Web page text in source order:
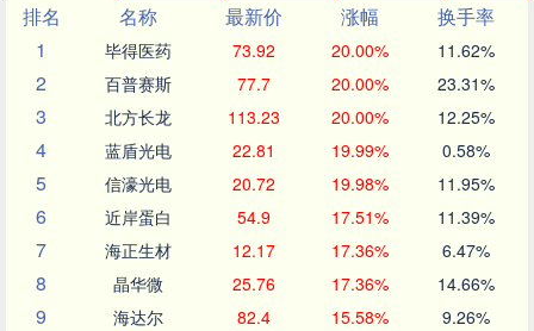
排名
名称 最新价 涨幅
换手率
1
毕得医药 73.92 20.00% 11.62%
2 百普赛斯 77.7 20.00% 23.31%
3 北方长龙 113.23 20.00% 12.25%
4 蓝盾光电 22.81 19.99% 0.58%
5 信濠光电 20.72 19.98% 11.95%
6 近岸蛋白 54.9 17.51% 11.39%
7 海正生材 12.17 17.36% 6.47%
8 晶华微 25.76 17.36% 14.66%
9 海达尔 82.4 15.58% 9.26%